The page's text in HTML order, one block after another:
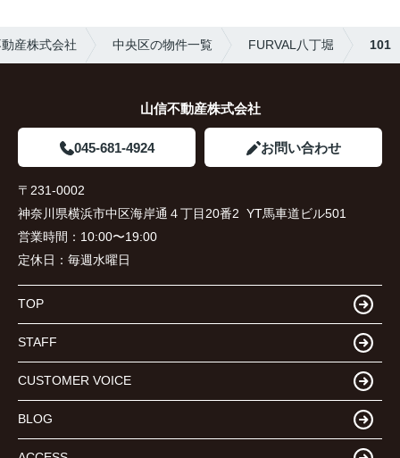
産株式会社 中央区の物件一覧 FURVAL八丁堀 101
山信不動産株式会社
045-681-4924 お問い合わせ
〒231-0002
神奈川県横浜市中区海岸通４丁目20番2 YT馬車道ビル501
営業時間： 10:00〜19:00
定休日： 毎週水曜日
TOP
STAFF
CUSTOMER VOICE
BLOG